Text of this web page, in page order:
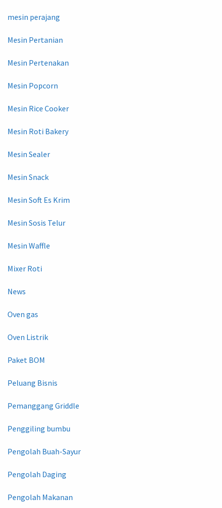
mesin perajang
Mesin Pertanian
Mesin Pertenakan
Mesin Popcorn
Mesin Rice Cooker
Mesin Roti Bakery
Mesin Sealer
Mesin Snack
Mesin Soft Es Krim
Mesin Sosis Telur
Mesin Waffle
Mixer Roti
News
Oven gas
Oven Listrik
Paket BOM
Peluang Bisnis
Pemanggang Griddle
Penggiling bumbu
Pengolah Buah-Sayur
Pengolah Daging
Pengolah Makanan